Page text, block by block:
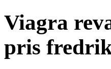
Viagra
pris